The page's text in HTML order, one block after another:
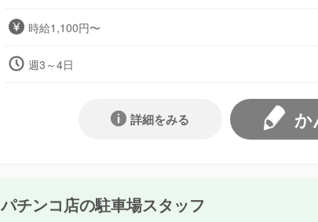
時給1,100円〜
週3～4日
か
詳細をみる
パチンコ店の駐車場スタッフ